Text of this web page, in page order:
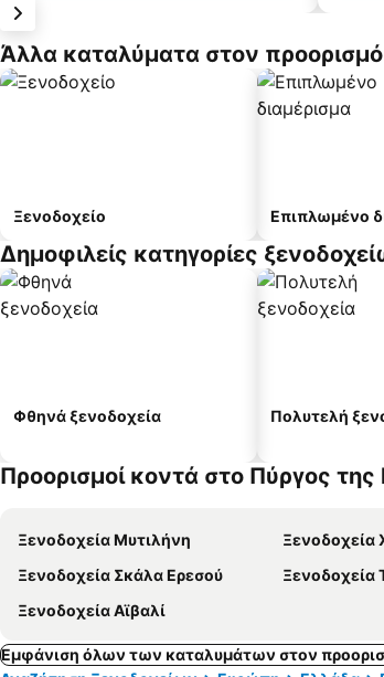
Άλλα καταλύματα στον
Ξενοδοχείο Επιπλωμένο
Δημοφιλείς κατηγορίες
Φθηνά ξενοδοχεία Πολυτελή
Προορισμοί κοντά στο Πύργος της
Ξενοδοχεία Μυτιλήνη Ξενοδοχεία
Ξενοδοχεία Σκάλα Ερεσού
Ξενοδοχεία
Ξενοδοχεία Αϊβαλί
Εμφάνιση όλων των καταλυμάτων στον